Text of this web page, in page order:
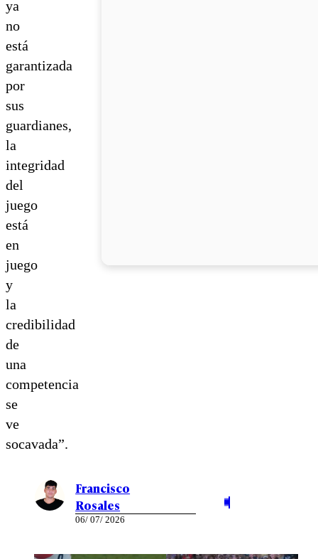
ya
no
está
garantizada
por
sus
guardianes,
la
integridad
del
juego
está
en
juego
y
la
credibilidad
de
una
competencia
se
ve
socavada”.
Francisco
Rosales
06/ 07/ 2026